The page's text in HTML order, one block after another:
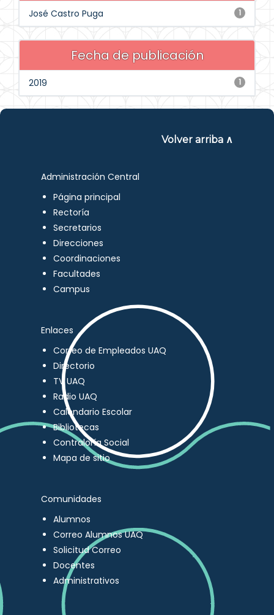
1
José Castro Puga
Fecha de publicación
1
2019
Volver arriba ∧
Administración Central
Página principal
Rectoría
Secretarios
Direcciones
Coordinaciones
Facultades
Campus
Enlaces
Correo de Empleados UAQ
Directorio
TV UAQ
Radio UAQ
Calendario Escolar
Bibliotecas
Contraloría Social
Mapa de sitio
Comunidades
Alumnos
Correo Alumnos UAQ
Solicitud Correo
Docentes
Administrativos